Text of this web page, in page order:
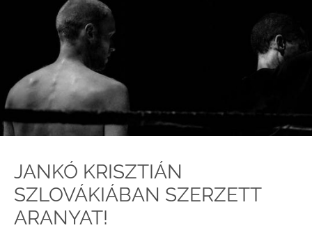
JANKÓ KRISZTIÁN
SZLOVÁKIÁBAN SZERZETT
ARANYAT!